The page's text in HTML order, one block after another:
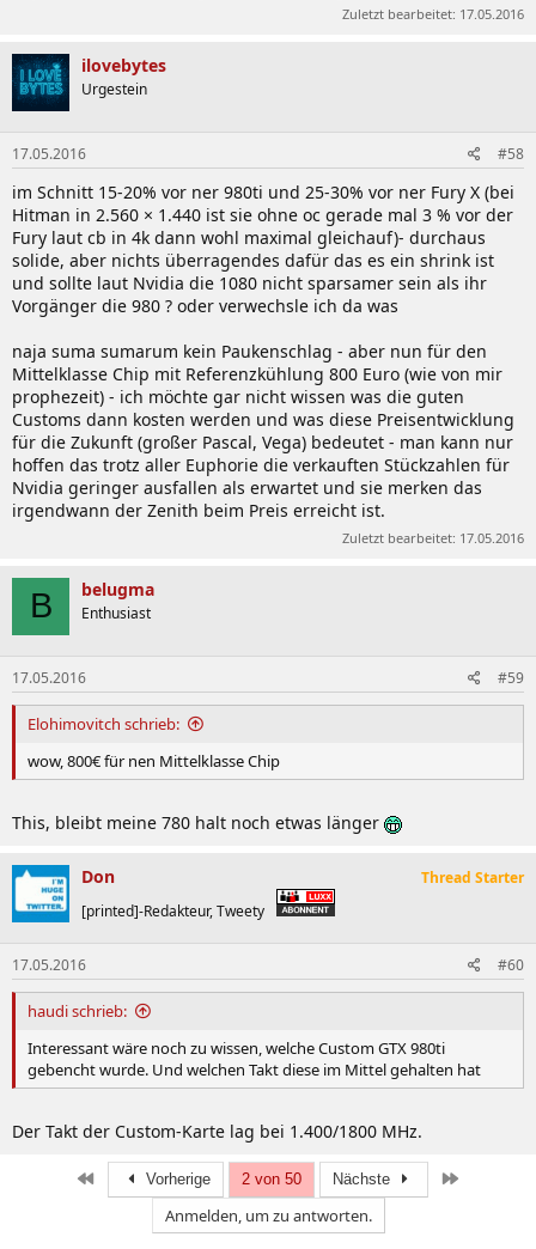
Zuletzt bearbeitet: 17.05.2016
ilovebytes
Urgestein
17.05.2016 #58
im Schnitt 15-20% vor ner 980ti und 25-30% vor ner Fury X (bei
Hitman in 2.560 × 1.440 ist sie ohne oc gerade mal 3 % vor der
Fury laut cb in 4k dann wohl maximal gleichauf)- durchaus
solide, aber nichts überragendes dafür das es ein shrink ist
und sollte laut Nvidia die 1080 nicht sparsamer sein als ihr
Vorgänger die 980 ? oder verwechsle ich da was
naja suma sumarum kein Paukenschlag - aber nun für den
Mittelklasse Chip mit Referenzkühlung 800 Euro (wie von mir
prophezeit) - ich möchte gar nicht wissen was die guten
Customs dann kosten werden und was diese Preisentwicklung
für die Zukunft (großer Pascal, Vega) bedeutet - man kann nur
hoffen das trotz aller Euphorie die verkauften Stückzahlen für
Nvidia geringer ausfallen als erwartet und sie merken das
irgendwann der Zenith beim Preis erreicht ist.
Zuletzt bearbeitet: 17.05.2016
B belugma
Enthusiast
17.05.2016 #59
Elohimovitch schrieb:
wow, 800€ für nen Mittelklasse Chip
This, bleibt meine 780 halt noch etwas länger
Don
[printed]-Redakteur, Tweety
Thread Starter
17.05.2016 #60
haudi schrieb:
Interessant wäre noch zu wissen, welche Custom GTX 980ti
gebencht wurde. Und welchen Takt diese im Mittel gehalten hat
Der Takt der Custom-Karte lag bei 1.400/1800 MHz.
Erste Vorherige 2 von 50 Nächste
Anmelden, um zu antworten.